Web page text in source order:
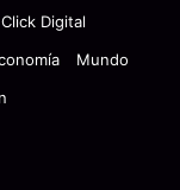
Click Digital
Mundo